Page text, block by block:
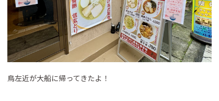
鳥左近が大船に帰ってきたよ！